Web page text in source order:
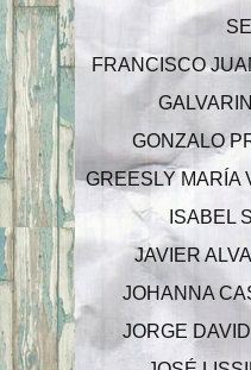
FRANCISCO
GONZALO
GREESLY MARÍA
ISABEL
JAVIER
JOHANNA
JORGE